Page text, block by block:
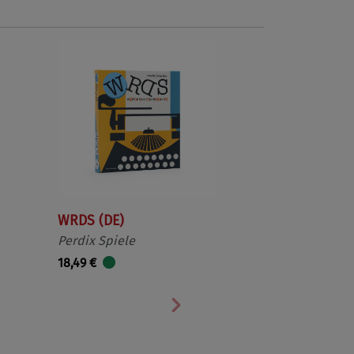
WRDS (DE)
Perdix Spiele
18,49 €
Nächste